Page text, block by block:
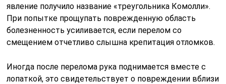
явление получило название «треугольника Комолли».
При попытке прощупать поврежденную область
болезненность усиливается, если перелом со
смещением отчетливо слышна крепитация отломков.
Иногда после перелома рука поднимается вместе с
лопаткой, это свидетельствует о повреждении вблизи